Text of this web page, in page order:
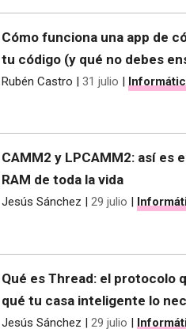
Cómo funciona una app de
tu código (y qué no debes
Rubén Castro | 31 julio |
CAMM2 y LPCAMM2: así es
RAM de toda la vida
Jesús Sánchez 29 julio
Qué es Thread: el protocolo
qué tu casa inteligente lo
Jesús Sánchez | 29 julio |